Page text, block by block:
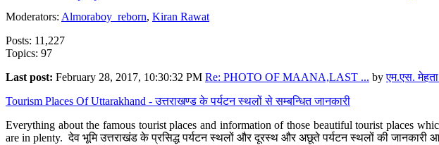
Moderators: Almoraboy_reborn, Kiran Rawat
Posts: 11,227
Topics: 97
Last post: February 28, 2017, 10:30:32 PM Re: PHOTO OF MAANA,LAST ... byएम.एस.
Tourism Places Of Uttarakhand - उत्तराखण्ड के पर्यटन स्थलों से सम्बन्धित जानकारी
Everything about the famous tourist places and information of those beautiful tourist places
are in plenty. देव भूमि उत्तराखंड के प्रसिद्ध पर्यटन स्थलों और दूरस्थ और अछूते पर्यटन स्थलों की